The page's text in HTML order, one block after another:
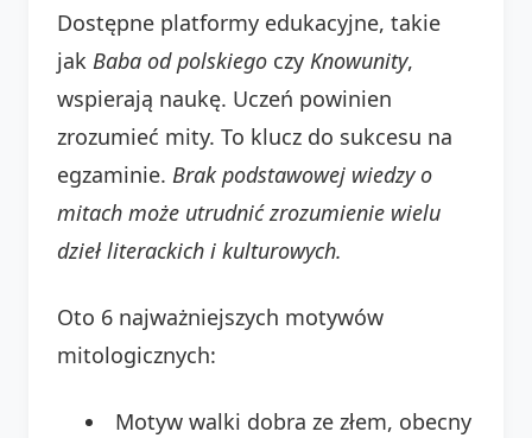
Dostępne platformy edukacyjne, takie
jak Baba od polskiego czy Knowunity,
wspierają naukę. Uczeń powinien
zrozumieć mity. To klucz do sukcesu na
egzaminie. Brak podstawowej wiedzy o
mitach może utrudnić zrozumienie wielu
dzieł literackich i kulturowych.
Oto 6 najważniejszych motywów
mitologicznych:
Motyw walki dobra ze złem, obecny